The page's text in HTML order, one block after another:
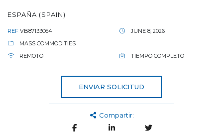
ESPAÑA (SPAIN)
REF VB87133064
JUNE 8, 2026
MASS COMMODITIES
REMOTO
TIEMPO COMPLETO
ENVIAR SOLICITUD
Compartir: